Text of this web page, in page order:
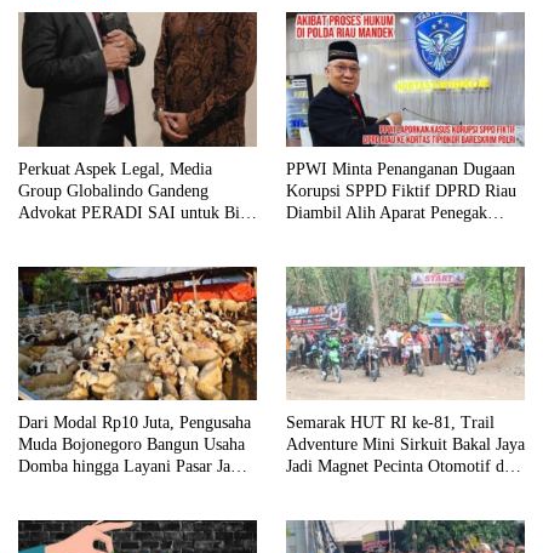
Perkuat Aspek Legal, Media
Group Globalindo Gandeng
Advokat PERADI SAI untuk Biro
PPWI Minta Penanganan Dugaan
Korupsi SPPD Fiktif DPRD Riau
Diambil Alih Aparat Penegak
Dari Modal Rp10 Juta, Pengusaha
Muda Bojonegoro Bangun Usaha
Domba hingga Layani Pasar Jawa
Semarak HUT RI ke-81, Trail
Adventure Mini Sirkuit Bakal Jaya
Jadi Magnet Pecinta Otomotif di